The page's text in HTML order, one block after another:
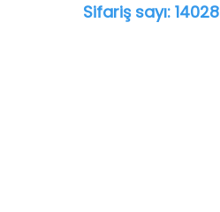
Sifariş sayı: 14028